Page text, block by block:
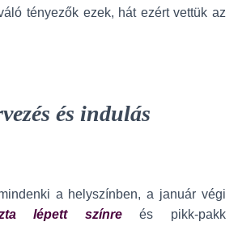
tényezők ezek, hát ezért vettük az
és indulás
a helyszínben, a január végi
lépett színreés pikk-pakk